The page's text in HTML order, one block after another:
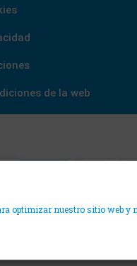
optimizar nuestro sitio web y
de la web